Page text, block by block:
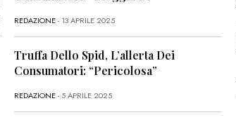
REDAZIONE- 13 APRILE 2025
Truffa Dello Spid, L’allerta Dei
Consumatori: “Pericolosa”
REDAZIONE- 5 APRILE 2025